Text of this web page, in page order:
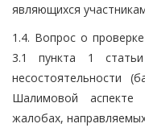
являющихся
1.4. Вопрос о
3.1 пункта 1
несостоятельности
Шалимовой аспекте
жалобах,